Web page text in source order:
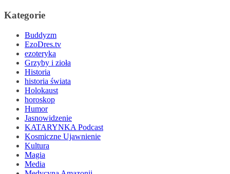
Kategorie
Buddyzm
EzoDres.tv
ezoteryka
Grzyby i zioła
Historia
historia świata
Holokaust
horoskop
Humor
Jasnowidzenie
KATARYNKA Podcast
Kosmiczne Ujawnienie
Kultura
Magia
Media